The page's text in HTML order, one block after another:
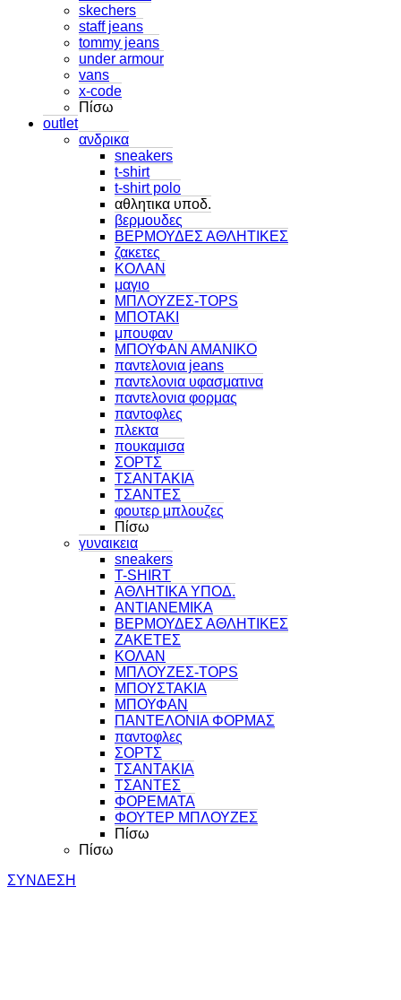
skechers
staff jeans
tommy jeans
under armour
vans
x-code
Πίσω
outlet
ανδρικα
sneakers
t-shirt
t-shirt polo
αθλητικα υποδ.
βερμουδες
ΒΕΡΜΟΥΔΕΣ ΑΘΛΗΤΙΚΕΣ
ζακετες
ΚΟΛΑΝ
μαγιο
ΜΠΛΟΥΖΕΣ-TOPS
ΜΠΟΤΑΚΙ
μπουφαν
ΜΠΟΥΦΑΝ ΑΜΑΝΙΚΟ
παντελονια jeans
παντελονια υφασματινα
παντελονια φορμας
παντοφλες
πλεκτα
πουκαμισα
ΣΟΡΤΣ
ΤΣΑΝΤΑΚΙΑ
ΤΣΑΝΤΕΣ
φουτερ μπλουζες
Πίσω
γυναικεια
sneakers
T-SHIRT
ΑΘΛΗΤΙΚΑ ΥΠΟΔ.
ΑΝΤΙΑΝΕΜΙΚΑ
ΒΕΡΜΟΥΔΕΣ ΑΘΛΗΤΙΚΕΣ
ΖΑΚΕΤΕΣ
ΚΟΛΑΝ
ΜΠΛΟΥΖΕΣ-TOPS
ΜΠΟΥΣΤΑΚΙΑ
ΜΠΟΥΦΑΝ
ΠΑΝΤΕΛΟΝΙΑ ΦΟΡΜΑΣ
παντοφλες
ΣΟΡΤΣ
ΤΣΑΝΤΑΚΙΑ
ΤΣΑΝΤΕΣ
ΦΟΡΕΜΑΤΑ
ΦΟΥΤΕΡ ΜΠΛΟΥΖΕΣ
Πίσω
Πίσω
ΣΥΝΔΕΣΗ